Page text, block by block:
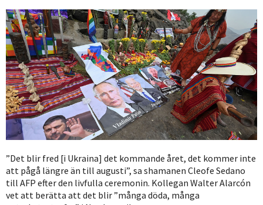
”Det blir fred [i Ukraina] det kommande året, det kommer inte
att pågå längre än till augusti”, sa shamanen Cleofe Sedano
till AFP efter den livfulla ceremonin. Kollegan Walter Alarcón
vet att berätta att det blir ”många döda, många